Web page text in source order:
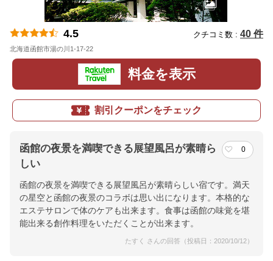
4.5 クチコミ数 : 40 件
北海道函館市湯の川1-17-22
料金を表示
割引クーポンをチェック
函館の夜景を満喫できる展望風呂が素晴ら
しい
0
函館の夜景を満喫できる展望風呂が素晴らしい宿です。満天
の星空と函館の夜景のコラボは思い出になります。本格的な
エステサロンで体のケアも出来ます。食事は函館の味覚を堪
能出来る創作料理をいただくことが出来ます。
たすく さんの回答（投稿日：2020/10/12）